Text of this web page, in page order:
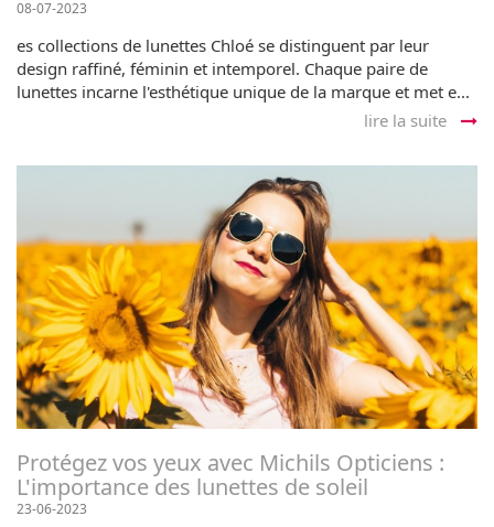
08-07-2023
es collections de lunettes Chloé se distinguent par leur
design raffiné, féminin et intemporel. Chaque paire de
lunettes incarne l'esthétique unique de la marque et met e...
lire la suite
Protégez vos yeux avec Michils Opticiens :
L'importance des lunettes de soleil
23-06-2023